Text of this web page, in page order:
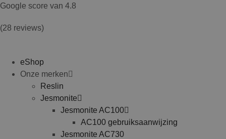
Spring
de
Google score van 4.8
(28 reviews)
eShop
Onze merken
Reslin
Jesmonite
Jesmonite AC100
AC100 gebruiksaanwijzing
Jesmonite AC730